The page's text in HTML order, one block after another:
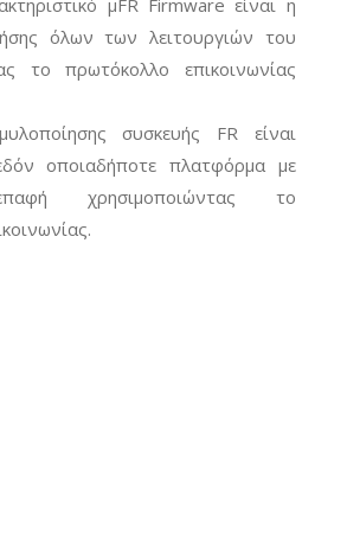
όλων των λειτουργιών του
το πρωτόκολλο επικοινωνίας
μυλοποίησης συσκευής FR είναι
οποιαδήποτε πλατφόρμα με
χρησιμοποιώντας το